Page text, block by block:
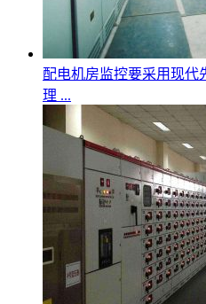
配电机房监控要采用现代
理 ...